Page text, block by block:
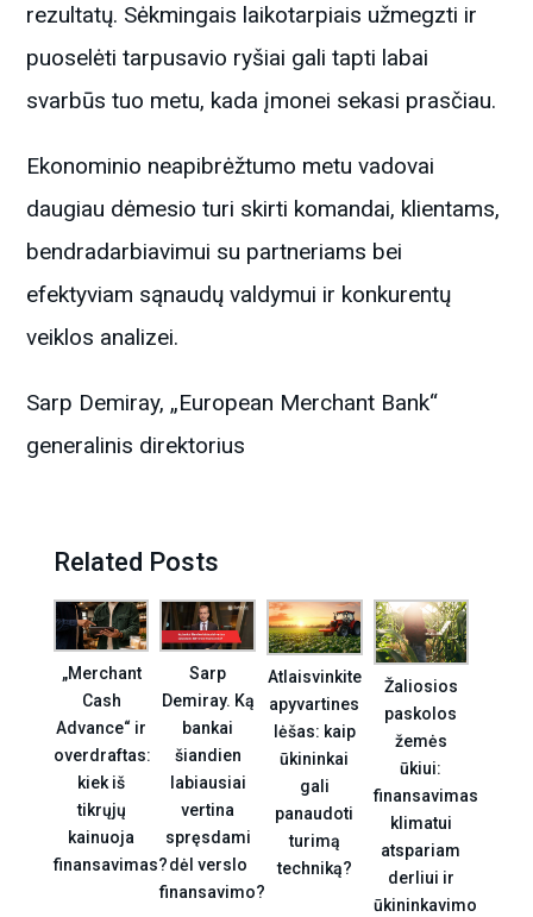
rezultatų. Sėkmingais laikotarpiais užmegzti ir
puoselėti tarpusavio ryšiai gali tapti labai
svarbūs tuo metu, kada įmonei sekasi prasčiau.
Ekonominio neapibrėžtumo metu vadovai
daugiau dėmesio turi skirti komandai, klientams,
bendradarbiavimui su partneriams bei
efektyviam sąnaudų valdymui ir konkurentų
veiklos analizei.
Sarp Demiray, „European Merchant Bank“
generalinis direktorius
Related Posts
„Merchant
Cash
Advance“ ir
overdraftas:
kiek iš
tikrųjų
kainuoja
finansavimas?
Sarp
Demiray. Ką
bankai
šiandien
labiausiai
vertina
spręsdami
dėl verslo
finansavimo?
Atlaisvinkite
apyvartines
lėšas: kaip
ūkininkai
gali
panaudoti
turimą
techniką?
Žaliosios
paskolos
žemės
ūkiui:
finansavimas
klimatui
atspariam
derliui ir
ūkininkavimo